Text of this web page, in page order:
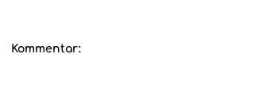
Kommentar: